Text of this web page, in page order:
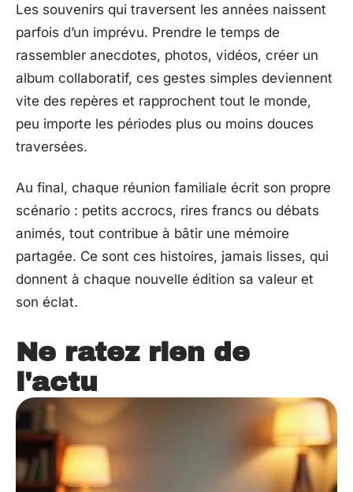
Les souvenirs qui traversent les années naissent
parfois d’un imprévu. Prendre le temps de
rassembler anecdotes, photos, vidéos, créer un
album collaboratif, ces gestes simples deviennent
vite des repères et rapprochent tout le monde,
peu importe les périodes plus ou moins douces
traversées.
Au final, chaque réunion familiale écrit son propre
scénario : petits accrocs, rires francs ou débats
animés, tout contribue à bâtir une mémoire
partagée. Ce sont ces histoires, jamais lisses, qui
donnent à chaque nouvelle édition sa valeur et
son éclat.
Ne ratez rien de
l'actu